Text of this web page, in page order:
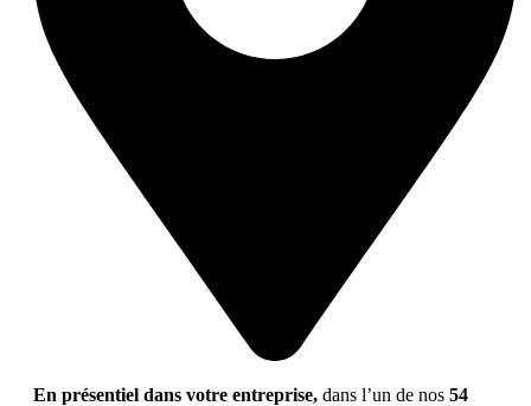
En présentiel dans votre entreprise, dans l’un de nos 54